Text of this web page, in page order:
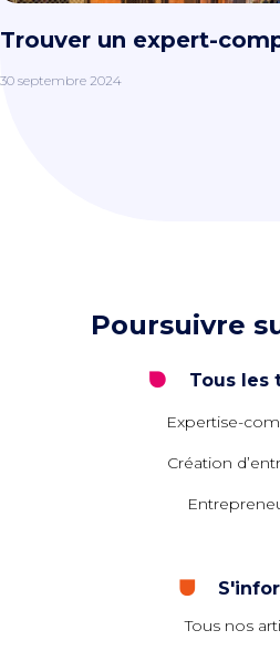
Trouver un expert-
30 septembre 2024
Poursuivre
Tous les
Expertise-
Création
Tous nos